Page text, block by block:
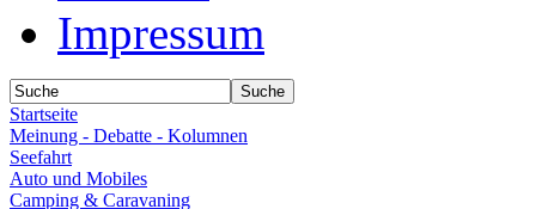
Impressum
Startseite
Meinung - Debatte - Kolumnen
Seefahrt
Auto und Mobiles
Camping & Caravaning